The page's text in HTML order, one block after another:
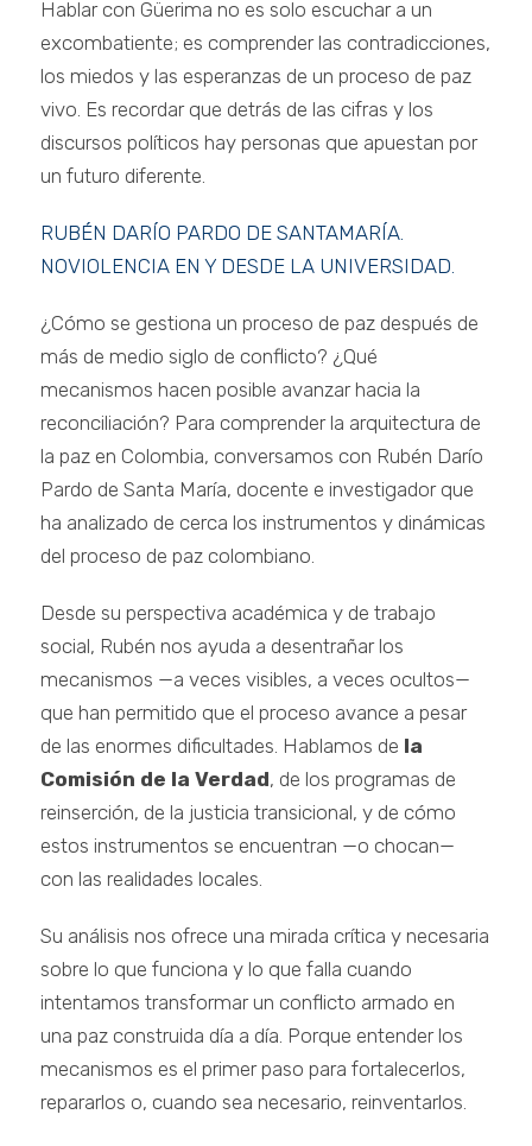
Hablar con Güerima no es solo escuchar a un
excombatiente; es comprender las contradicciones,
los miedos y las esperanzas de un proceso de paz
vivo. Es recordar que detrás de las cifras y los
discursos políticos hay personas que apuestan por
un futuro diferente.
RUBÉN DARÍO PARDO DE SANTAMARÍA.
NOVIOLENCIA EN Y DESDE LA UNIVERSIDAD.
¿Cómo se gestiona un proceso de paz después de
más de medio siglo de conflicto? ¿Qué
mecanismos hacen posible avanzar hacia la
reconciliación? Para comprender la arquitectura de
la paz en Colombia, conversamos con Rubén Darío
Pardo de Santa María, docente e investigador que
ha analizado de cerca los instrumentos y dinámicas
del proceso de paz colombiano.
Desde su perspectiva académica y de trabajo
social, Rubén nos ayuda a desentrañar los
mecanismos —a veces visibles, a veces ocultos—
que han permitido que el proceso avance a pesar
de las enormes dificultades. Hablamos de la
Comisión de la Verdad, de los programas de
reinserción, de la justicia transicional, y de cómo
estos instrumentos se encuentran —o chocan—
con las realidades locales.
Su análisis nos ofrece una mirada crítica y necesaria
sobre lo que funciona y lo que falla cuando
intentamos transformar un conflicto armado en
una paz construida día a día. Porque entender los
mecanismos es el primer paso para fortalecerlos,
repararlos o, cuando sea necesario, reinventarlos.